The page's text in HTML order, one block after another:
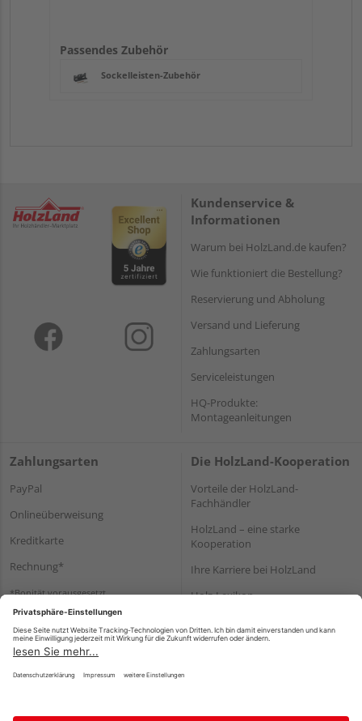
Passendes Zubehör
Sockelleisten-Zubehör
Kundenservice &
Informationen
Warum bei HolzLand.de kaufen?
Wie funktioniert die Bestellung?
Reservierung und Abholung
Versand und Lieferung
Zahlungsarten
Serviceleistungen
HQ-Produkte:
Montageanleitungen
Zahlungsarten
PayPal
Onlineüberweisung
Kreditkarte
Rechnung*
*Bonität vorausgesetzt
Die HolzLand-Kooperation
Vorteile der HolzLand-
Fachhändler
HolzLand – eine starke
Kooperation
Ihre Karriere bei HolzLand
Holz-Lexikon
Impressum Datenschutz Nutzungsbedingungen